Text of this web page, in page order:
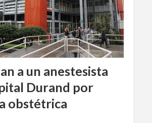
a un anestesista
Durand por
obstétrica